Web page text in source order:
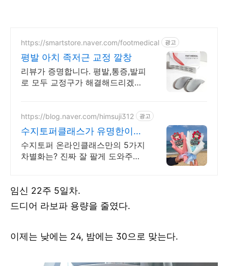
https://smartstore.naver.com/footmedical 광고
평발 아치 족저근 교정 깔창
리뷰가 증명합니다. 평발,통증,발피
로 모두 교정구가 해결해드리겠습
https://blog.naver.com/himsuji312 광고
수지토퍼클래스가 유명한이
유?
수지토퍼 온라인클래스만의 5가지
차별화는? 진짜 잘 팔게 도와주는
임신 22주 5일차.
드디어 라보파 용량을 줄였다.
이제는 낮에는 24, 밤에는 30으로 맞는다.